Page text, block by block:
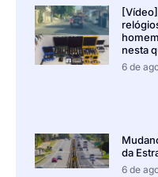
nesta
6 de
da
6 de